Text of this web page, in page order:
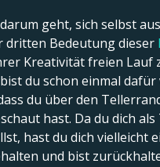
geht, sich selbst
dritten Bedeutung dieser
Kreativität freien Lauf
du schon einmal dafür
du über den
hast. Da du dich als
hast du dich vielleicht
und bist